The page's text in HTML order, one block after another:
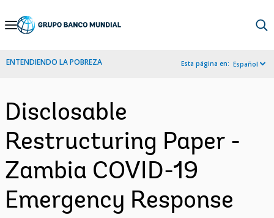
Skip
Navigation
ENTENDIENDO LA POBREZA Esta página en: Español
Disclosable
Restructuring Paper -
Zambia COVID-19
Emergency Response